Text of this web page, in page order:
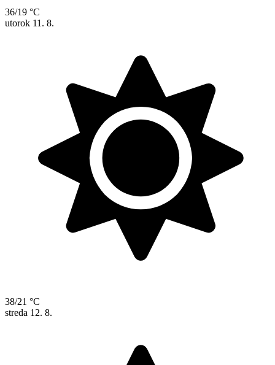
36/19 °C
utorok 11. 8.
38/21 °C
streda 12. 8.